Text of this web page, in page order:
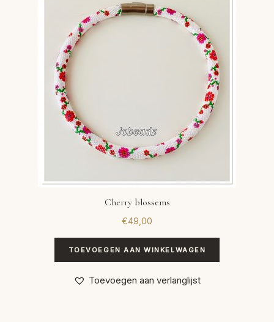
Cherry blossems
€49,00
TOEVOEGEN AAN WINKELWAGEN
Toevoegen aan verlanglijst